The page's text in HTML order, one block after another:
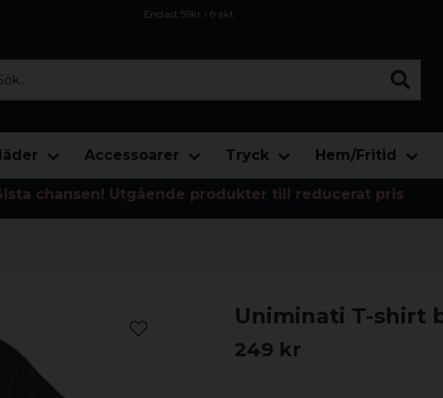
Endast 59kr i frakt
Accessoarer Tryck Hem/Fritid
chansen! Utgående produkter till reducerat pris
Uniminati T-shirt
249 kr